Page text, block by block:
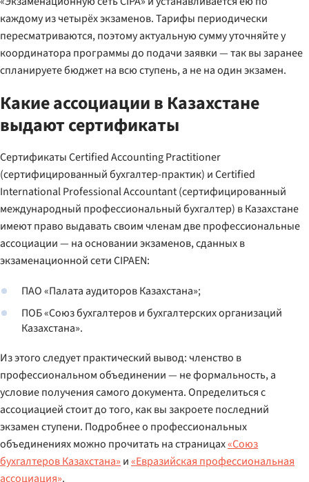
каждому из четырёх экзаменов. Тарифы периодически
пересматриваются, поэтому актуальную сумму уточняйте у
координатора программы до подачи заявки — так вы заранее
спланируете бюджет на всю ступень, а не на один экзамен.
Какие ассоциации в Казахстане
выдают сертификаты
Сертификаты Certified Accounting Practitioner
(сертифицированный бухгалтер-практик) и Certified
International Professional Accountant (сертифицированный
международный профессиональный бухгалтер) в Казахстане
имеют право выдавать своим членам две профессиональные
ассоциации — на основании экзаменов, сданных в
экзаменационной сети CIPAEN:
ПАО «Палата аудиторов Казахстана»;
ПОБ «Союз бухгалтеров и бухгалтерских организаций
Казахстана».
Из этого следует практический вывод: членство в
профессиональном объединении — не формальность, а
условие получения самого документа. Определиться с
ассоциацией стоит до того, как вы закроете последний
экзамен ступени. Подробнее о профессиональных
объединениях можно прочитать на страницах«Союз
бухгалтеров Казахстана» и«Евразийская профессиональная
ассоциация».